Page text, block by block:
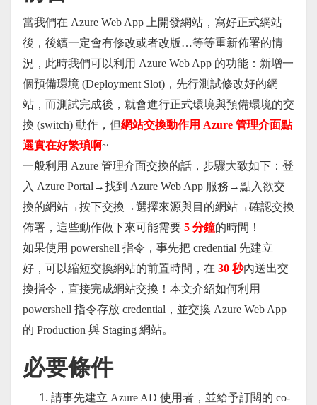
當我們在 Azure Web App 上開發網站，寫好正式網站
後，後續一定會有修改或者改版…等等重新佈署的情
況，此時我們可以利用 Azure Web App 的功能：新增一
個預備環境 (Deployment Slot)，先行測試修改好的網
站，而測試完成後，就會進行正式環境與預備環境的交
換 (switch) 動作，但網站交換動作用 Azure 管理介面點
選實在好繁瑣啊~
一般利用 Azure 管理介面交換的話，步驟大致如下：登
入 Azure Portal→找到 Azure Web App 服務→點入欲交
換的網站→按下交換→選擇來源與目的網站→確認交換
佈署，這些動作做下來可能需要 5 分鐘的時間！
如果使用 powershell 指令，事先把 credential 先建立
好，可以縮短交換網站的前置時間，在 30 秒內送出交
換指令，直接完成網站交換！本文介紹如何利用
powershell 指令存放 credential，並交換 Azure Web App
的 Production 與 Staging 網站。
必要條件
請事先建立 Azure AD 使用者，並給予訂閱的 co-